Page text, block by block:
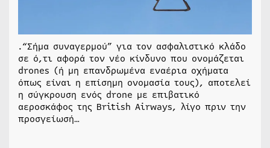
.“Σήμα συναγερμού” για τον ασφαλιστικό κλάδο
σε ό,τι αφορά τον νέο κίνδυνο που ονομάζεται
drones (ή μη επανδρωμένα εναέρια οχήματα
όπως είναι η επίσημη ονομασία τους), αποτελεί
η σύγκρουση ενός drone με επιβατικό
αεροσκάφος της British Airways, λίγο πριν την
προσγείωσή…